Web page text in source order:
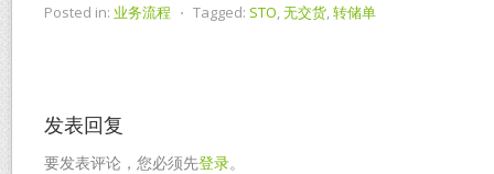
Posted in: 业务流程 ⋅ Tagged: STO 无交货 转储单
发表回复
要发表评论，您必须先登录。